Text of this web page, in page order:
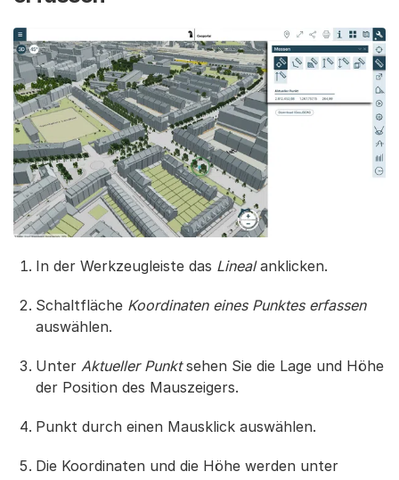
In der Werkzeugleiste das Linealanklicken.
Schaltfläche Koordinaten eines Punktes erfassen
auswählen.
Unter Aktueller Punktsehen Sie die Lage und Höhe
der Position des Mauszeigers.
Punkt durch einen Mausklick auswählen.
Die Koordinaten und die Höhe werden unter